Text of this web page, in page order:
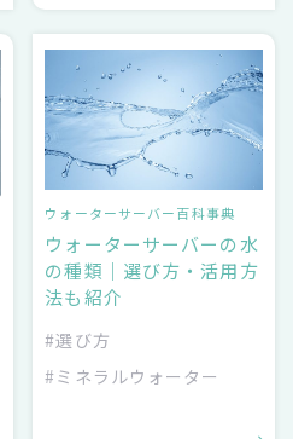
ウォーターサーバー百科事典
ウォーターサーバーの水
の種類｜選び方・活用方
法も紹介
#選び方
#ミネラルウォーター